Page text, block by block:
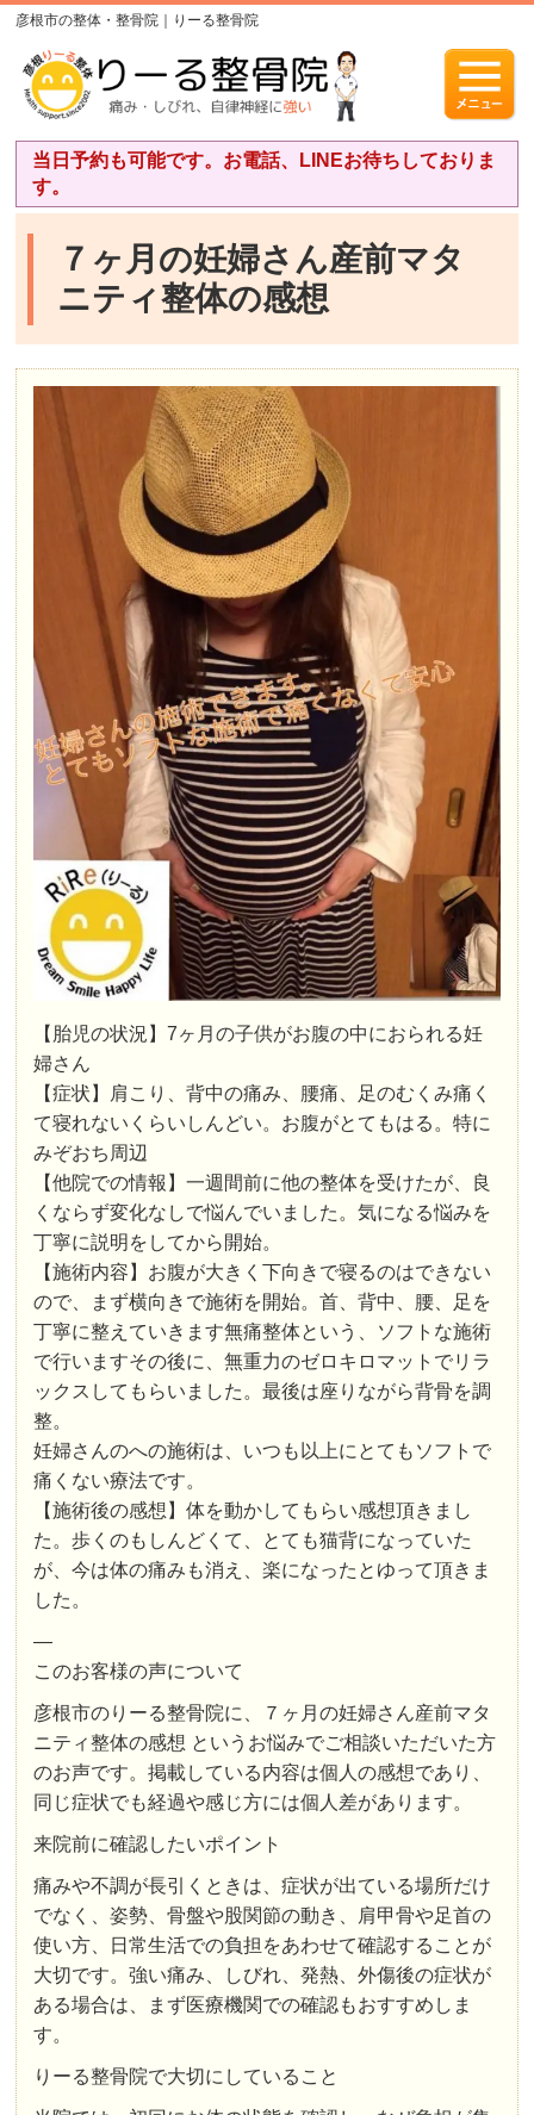
彦根市の整体・整骨院｜りーる整骨院
当日予約も可能です。お電話、LINEお待ちしておりま
す。
７ヶ月の妊婦さん産前マタ
ニティ整体の感想
【胎児の状況】7ヶ月の子供がお腹の中におられる妊
婦さん
【症状】肩こり、背中の痛み、腰痛、足のむくみ痛く
て寝れないくらいしんどい。お腹がとてもはる。特に
みぞおち周辺
【他院での情報】一週間前に他の整体を受けたが、良
くならず変化なしで悩んでいました。気になる悩みを
丁寧に説明をしてから開始。
【施術内容】お腹が大きく下向きで寝るのはできない
ので、まず横向きで施術を開始。首、背中、腰、足を
丁寧に整えていきます無痛整体という、ソフトな施術
で行いますその後に、無重力のゼロキロマットでリラ
ックスしてもらいました。最後は座りながら背骨を調
整。
妊婦さんのへの施術は、いつも以上にとてもソフトで
痛くない療法です。
【施術後の感想】体を動かしてもらい感想頂きまし
た。歩くのもしんどくて、とても猫背になっていた
が、今は体の痛みも消え、楽になったとゆって頂きま
した。
—
このお客様の声について
彦根市のりーる整骨院に、７ヶ月の妊婦さん産前マタ
ニティ整体の感想 というお悩みでご相談いただいた方
のお声です。掲載している内容は個人の感想であり、
同じ症状でも経過や感じ方には個人差があります。
来院前に確認したいポイント
痛みや不調が長引くときは、症状が出ている場所だけ
でなく、姿勢、骨盤や股関節の動き、肩甲骨や足首の
使い方、日常生活での負担をあわせて確認することが
大切です。強い痛み、しびれ、発熱、外傷後の症状が
ある場合は、まず医療機関での確認もおすすめしま
す。
りーる整骨院で大切にしていること